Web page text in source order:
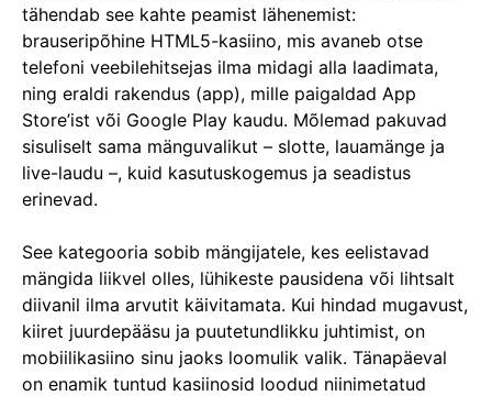
tähendab see kahte peamist lähenemist:
brauseripõhine HTML5-kasiino, mis avaneb otse
telefoni veebilehitsejas ilma midagi alla laadimata,
ning eraldi rakendus (app), mille paigaldad App
Store’ist või Google Play kaudu. Mõlemad pakuvad
sisuliselt sama mänguvalikut – slotte, lauamänge ja
live-laudu –, kuid kasutuskogemus ja seadistus
erinevad.
See kategooria sobib mängijatele, kes eelistavad
mängida liikvel olles, lühikeste pausidena või lihtsalt
diivanil ilma arvutit käivitamata. Kui hindad mugavust,
kiiret juurdepääsu ja puutetundlikku juhtimist, on
mobiilikasiino sinu jaoks loomulik valik. Tänapäeval
on enamik tuntud kasiinosid loodud niinimetatud